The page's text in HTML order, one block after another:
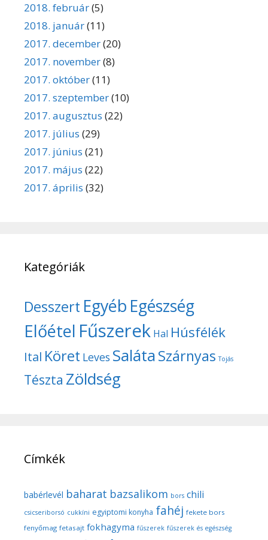
2018. február(5)
2018. január(11)
2017. december(20)
2017. november(8)
2017. október(11)
2017. szeptember(10)
2017. augusztus (22)
2017. július (29)
2017. június (21)
2017. május (22)
2017. április (32)
Kategóriák
Desszert Egyéb Egészség
Előétel Fűszerek Hal Húsfélék
Ital Köret Leves SalátaSzárnyas Tojás
Tészta Zöldség
Címkék
babérlevél baharat bazsalikom bors chili
csicseriborsó cukkíni egyiptomi konyha fahéj fekete bors
fenyőmag fetasajt fokhagyma fűszerek fűszerek és egészség